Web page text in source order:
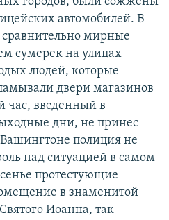
автомобилей. В
мирные
сумерек на улицах
людей, которые
двери магазинов
час, введенный в
дни, не принес
полиция не
над ситуацией в самом
протестующие
в знаменитой
Иоанна, так